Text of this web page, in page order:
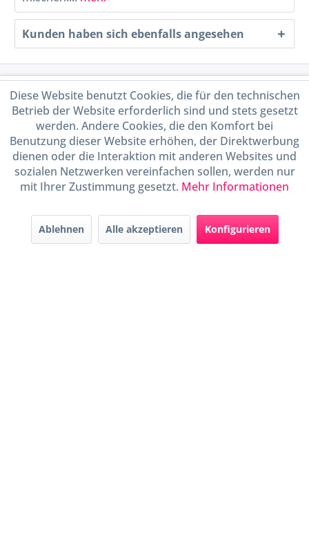
Kunden haben sich ebenfalls angesehen
Service Hotline
Shop Service
Informationen
Handel mit BIO-Weinen
durch DE-ÖKO-009
Diese Website benutzt Cookies, die für den technischen
Betrieb der Website erforderlich sind und stets gesetzt
werden. Andere Cookies, die den Komfort bei
Benutzung dieser Website erhöhen, der Direktwerbung
dienen oder die Interaktion mit anderen Websites und
sozialen Netzwerken vereinfachen sollen, werden nur
mit Ihrer Zustimmung gesetzt. Mehr Informationen
Ablehnen Alle akzeptieren Konfigurieren